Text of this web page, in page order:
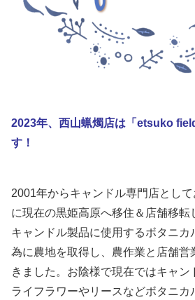
2023年、西山蝋燭店は「etsuko
す！
2001年からキャンドル専門店とし
に現在の黒姫高原へ移住＆店舗移転
キャンドル製品に使用するボタニカ
為に農地を取得し、農作業と店舗営
きました。お陰様で現在ではキャン
ライフラワーやリースなどボタニカ